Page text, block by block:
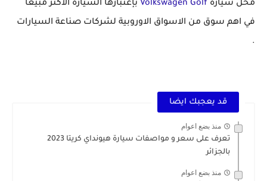
محل سيارة Volkswagen Golf بإعتبارها السيارة الاكثر مبيعا
في اهم سوق من الاسواق الاوروبية لشركات صناعة السيارات
.
قد يعجبك ايضا
منذ بضع اعوام
تعرف على سعر و مواصفات سيارة هيونداي كريتا 2023
بالجزائر
منذ بضع اعوام